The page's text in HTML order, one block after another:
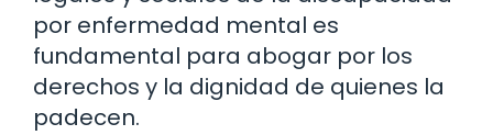
por enfermedad mental es
fundamental para abogar por los
derechos y la dignidad de quienes la
padecen.